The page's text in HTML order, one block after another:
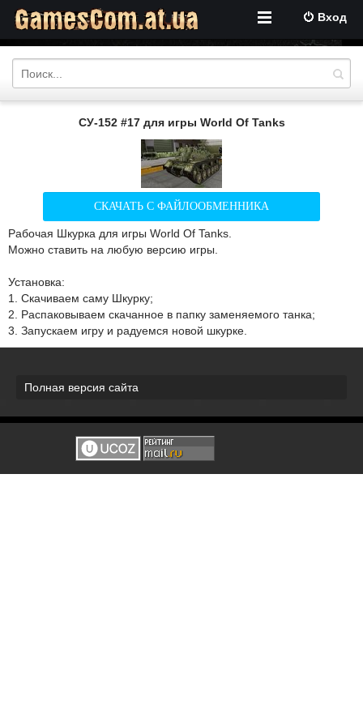
Вход
СУ-152 #17 для игры World Of Tanks
СКАЧАТЬ С ФАЙЛООБМЕННИКА
Рабочая Шкурка для игры World Of Tanks.
Можно ставить на любую версию игры.
Установка:
1. Скачиваем саму Шкурку;
2. Распаковываем скачанное в папку заменяемого танка;
3. Запускаем игру и радуемся новой шкурке.
Полная версия сайта